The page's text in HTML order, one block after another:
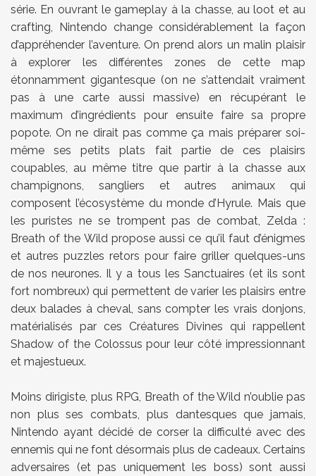
série. En ouvrant le gameplay à la chasse, au loot et au
crafting, Nintendo change considérablement la façon
d’appréhender l’aventure. On prend alors un malin plaisir
à explorer les différentes zones de cette map
étonnamment gigantesque (on ne s’attendait vraiment
pas à une carte aussi massive) en récupérant le
maximum d’ingrédients pour ensuite faire sa propre
popote. On ne dirait pas comme ça mais préparer soi-
même ses petits plats fait partie de ces plaisirs
coupables, au même titre que partir à la chasse aux
champignons, sangliers et autres animaux qui
composent l’écosystème du monde d’Hyrule. Mais que
les puristes ne se trompent pas de combat, Zelda :
Breath of the Wild propose aussi ce qu’il faut d’énigmes
et autres puzzles retors pour faire griller quelques-uns
de nos neurones. Il y a tous les Sanctuaires (et ils sont
fort nombreux) qui permettent de varier les plaisirs entre
deux balades à cheval, sans compter les vrais donjons,
matérialisés par ces Créatures Divines qui rappellent
Shadow of the Colossus pour leur côté impressionnant
et majestueux.
Moins dirigiste, plus RPG, Breath of the Wild n’oublie pas
non plus ses combats, plus dantesques que jamais,
Nintendo ayant décidé de corser la difficulté avec des
ennemis qui ne font désormais plus de cadeaux. Certains
adversaires (et pas uniquement les boss) sont aussi